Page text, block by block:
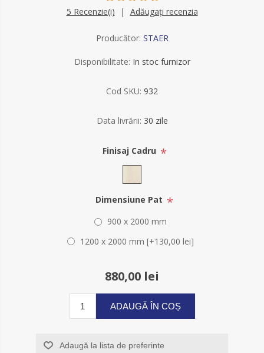
5 Recenzie(i) Adăugați recenzia
Producător: STAER
Disponibilitate: In stoc furnizor
Cod SKU: 932
Data livrării: 30 zile
Finisaj Cadru *
Dimensiune Pat *
900 x 2000 mm
1200 x 2000 mm [+130,00 lei]
880,00 lei
ADAUGĂ ÎN COȘ
Adaugă la lista de preferinte